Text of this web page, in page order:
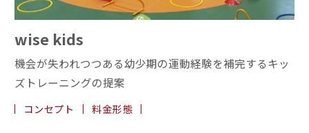
wise kids
機会が失われつつある幼少期の運動経験を補完するキッ
ズトレーニングの提案
コンセプト 料金形態